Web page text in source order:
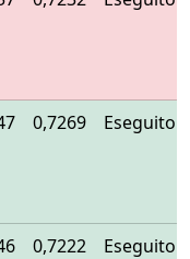
0,7269 Eseguito
0,7222 Eseguito